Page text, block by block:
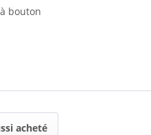
bouton
acheté